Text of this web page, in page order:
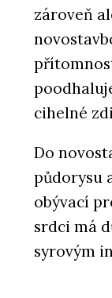
zároveň
cihelné
Do
půdorysu
obývací
srdci má
syrovým